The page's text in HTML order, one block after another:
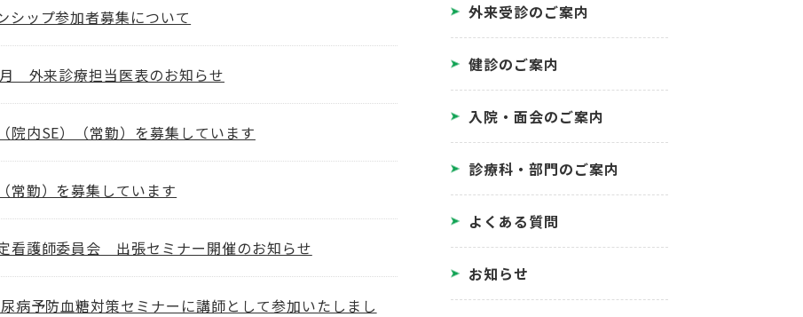
シップ参加者募集について
外来診療担当医表のお知らせ
院内SE）（常勤）を募集しています
常勤）を募集しています
看護師委員会 出張セミナー開催のお知らせ
病予防血糖対策セミナーに講師として参加いたしまし
外来受診のご案内
健診のご案内
入院・面会のご案内
診療科・部門のご案内
よくある質問
お知らせ